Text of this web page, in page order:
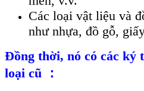
Các loại vật liệu và
như nhựa, đồ gỗ,
Đồng thời, nó có các ký
loại cũ ：